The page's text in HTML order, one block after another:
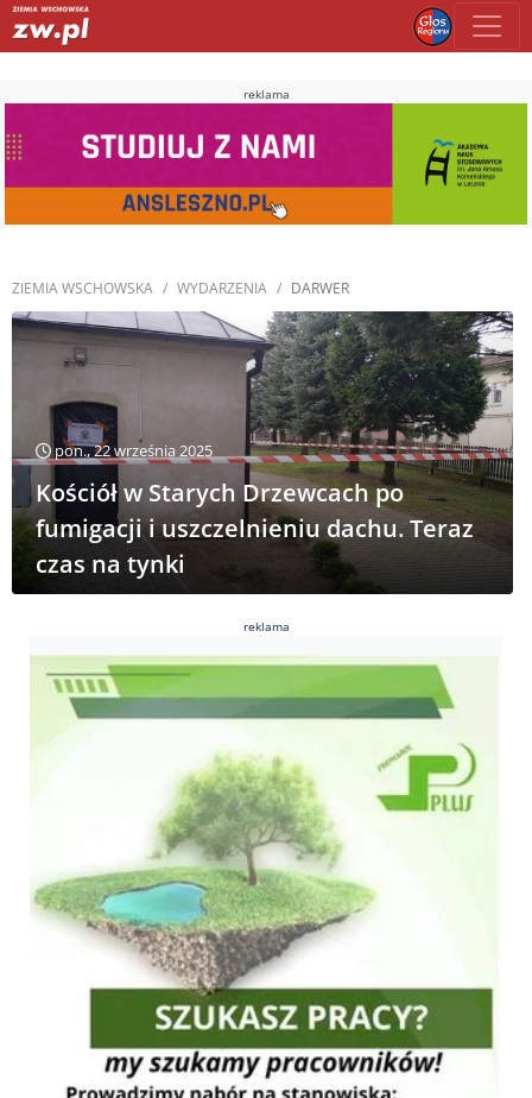
reklama
ZIEMIA WSCHOWSKA WYDARZENIA DARWER
pon., 22 września 2025
Kościół w Starych Drzewcach po
fumigacji i uszczelnieniu dachu. Teraz
czas na tynki
reklama